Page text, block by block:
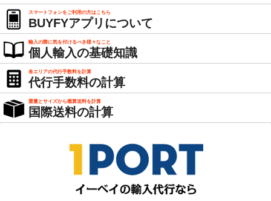
スマートフォンをご利用の方はこちら
BUYFYアプリについて
輸入の際に気を付けるべき様々なこと
個人輸入の基礎知識
各エリアの代行手数料を計算
代行手数料の計算
重量とサイズから概算送料を計算
国際送料の計算